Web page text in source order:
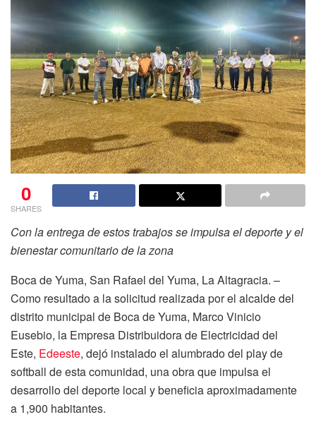
0
SHARES
Con la entrega de estos trabajos se impulsa el deporte y el
bienestar comunitario de la zona
Boca de Yuma, San Rafael del Yuma, La Altagracia. –
Como resultado a la solicitud realizada por el alcalde del
distrito municipal de Boca de Yuma, Marco Vinicio
Eusebio, la Empresa Distribuidora de Electricidad del
Este, Edeeste, dejó instalado el alumbrado del play de
softball de esta comunidad, una obra que impulsa el
desarrollo del deporte local y beneficia aproximadamente
a 1,900 habitantes.